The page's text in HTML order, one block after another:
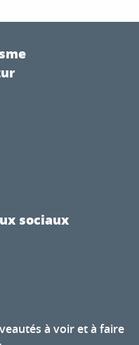
By Hyatt
Aubagne
Nice
sociaux
à voir et à faire